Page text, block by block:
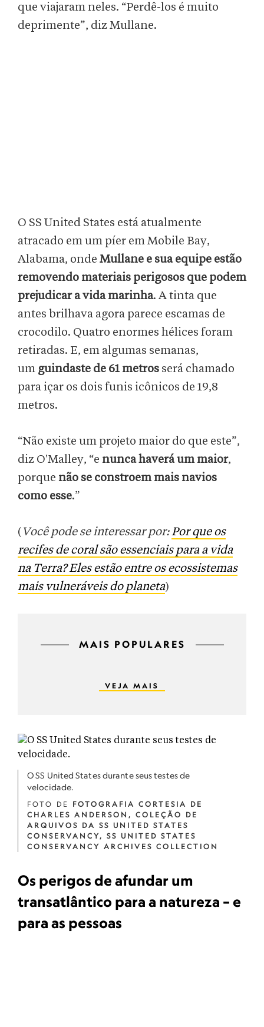
que viajaram neles. “Perdê-los é muito
deprimente”, diz Mullane.
O SS United States está atualmente
atracado em um píer em Mobile Bay,
Alabama, onde Mullane e sua equipe estão
removendo materiais perigosos que podem
prejudicar a vida marinha. A tinta que
antes brilhava agora parece escamas de
crocodilo. Quatro enormes hélices foram
retiradas. E, em algumas semanas,
um guindaste de 61 metros será chamado
para içar os dois funis icônicos de 19,8
metros.
“Não existe um projeto maior do que este”,
diz O'Malley, “e nunca haverá um maior,
porque não se constroem mais navios
como esse.”
( Você pode se interessar por:Por que os
recifes de coral são essenciais para a vida
na Terra? Eles estão entre os ecossistemas
mais vulneráveis do planeta)
MAIS POPULARES
VEJA MAIS
O SS United States durante seus testes de
velocidade.
FOTO DE FOTOGRAFIA CORTESIA DE
CHARLES ANDERSON, COLEÇÃO DE
ARQUIVOS DA SS UNITED STATES
CONSERVANCY, SS UNITED STATES
CONSERVANCY ARCHIVES COLLECTION
Os perigos de afundar um
transatlântico para a natureza – e
para as pessoas